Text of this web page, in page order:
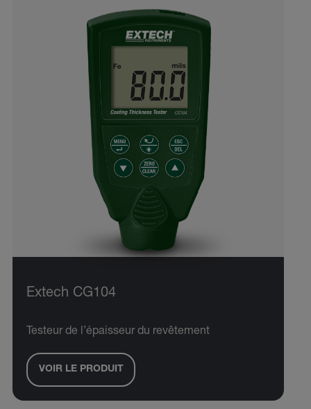
Extech CG104
Testeur de l’épaisseur du revêtement
VOIR LE PRODUIT